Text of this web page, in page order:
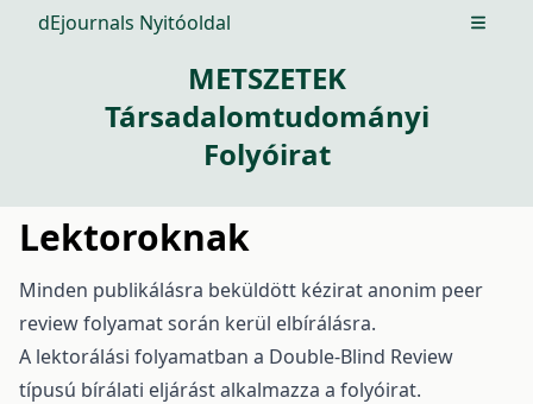
dEjournals Nyitóoldal Open
METSZETEK
Társadalomtudományi
Folyóirat
Lektoroknak
Minden publikálásra beküldött kézirat anonim peer
review folyamat során kerül elbírálásra.
A lektorálási folyamatban a Double-Blind Review
típusú bírálati eljárást alkalmazza a folyóirat.